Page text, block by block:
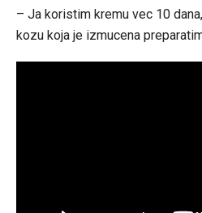
– Ja koristim kremu vec 10
kozu koja je izmucena